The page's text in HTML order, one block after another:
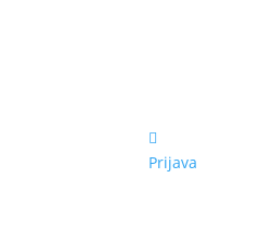
Prijava